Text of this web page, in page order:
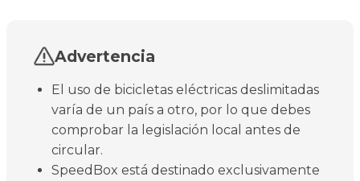
Advertencia
El uso de bicicletas eléctricas deslimitadas
varía de un país a otro, por lo que debes
comprobar la legislación local antes de
circular.
SpeedBox está destinado exclusivamente